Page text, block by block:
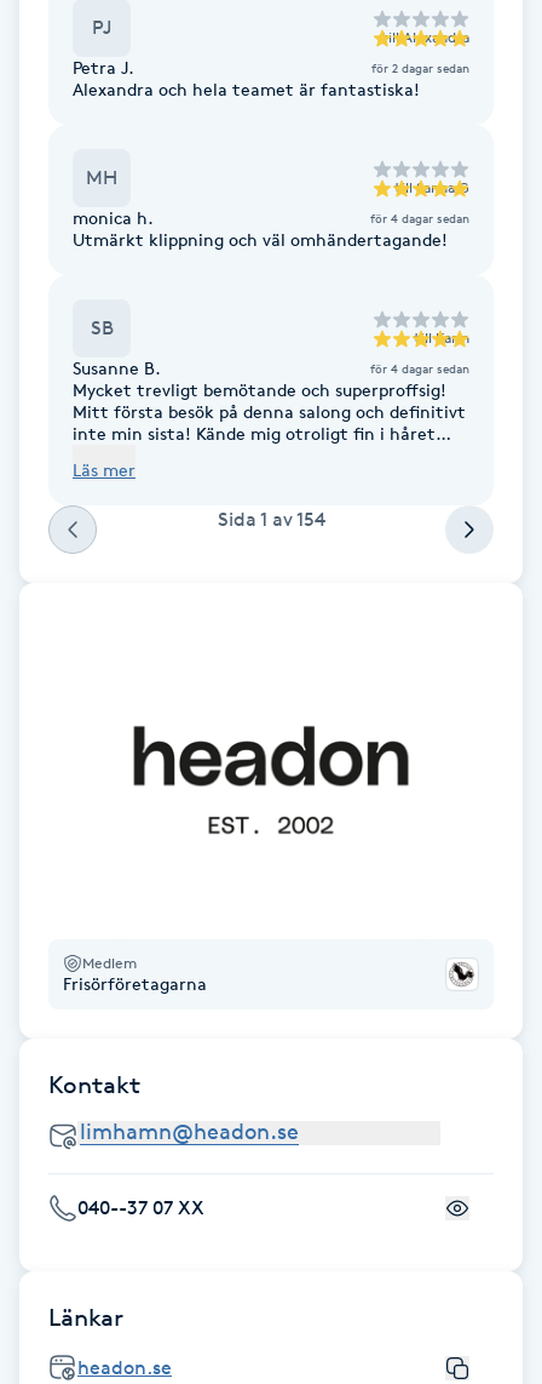
Gelenaglar
Gellack med förstärkning
Gravidmassage
Gravidyoga
Gruppträning
Hollywood Peel
Hot Stone Massage
Hot yoga
Huduppstramning
Hudvård
PJ till Alexandra
Petra J. för 2 dagar sedan
Alexandra och hela teamet är fantastiska!
MH till Sanna G
monica h. för 4 dagar sedan
Utmärkt klippning och väl omhändertagande!
SB till Karin
Susanne B. för 4 dagar sedan
Mycket trevligt bemötande och superproffsig!
Mitt första besök på denna salong och definitivt
inte min sista! Kände mig otroligt fin i håret
dagar 🤩
Läs mer
Sida 1 av154
Medlem
Frisörföretagarna
Kontakt
040--37 07 XX
Länkar
headon.se